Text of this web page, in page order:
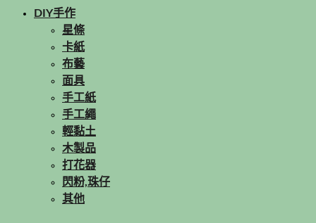
DIY手作
星條
卡紙
布藝
面具
手工紙
手工繩
輕黏土
木製品
打花器
閃粉,珠仔
其他